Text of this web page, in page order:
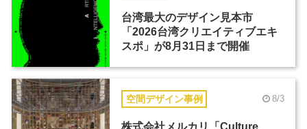
台湾最大のデザイン見本市
「2026台湾クリエイティブエキ
スポ」が8月31日まで開催
空間デザイン事例 8/3
株式会社メルカリ「Culture